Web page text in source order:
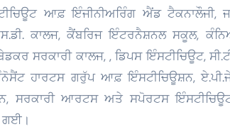
ਆਫ਼ ਇੰਜੀਨੀਅਰਿੰਗ ਐਂਡ ਟੈਕਨਾਲੌਜੀ,
ਕਾਲਜ, ਕੈਂਬਰਿਜ ਇੰਟਰਨੈਸ਼ਨਲ ਸਕੂਲ,
ਸਰਕਾਰੀ ਕਾਲਜ, , ਡਿਪਸ ਇੰਸਟੀਚਿਊਟ,
ਹਾਰਟਸ ਗਰੁੱਪ ਆਫ਼ ਇੰਸਟੀਚਿਊਸ਼ਨ,
ਸਰਕਾਰੀ ਆਰਟਸ ਅਤੇ ਸਪੋਰਟਸ
ਗਈ।